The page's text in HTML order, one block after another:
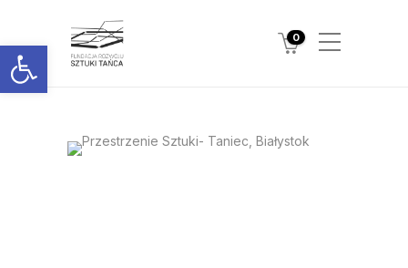
Otwórz pasek narzędzi 0